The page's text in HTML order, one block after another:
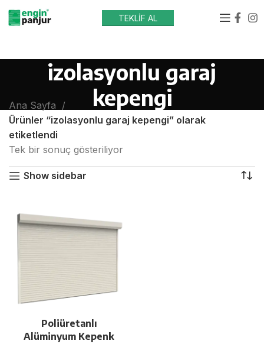
TEKLİF AL
izolasyonlu garaj
kepengi
Ana Sayfa
Ürünler “izolasyonlu garaj kepengi” olarak
etiketlendi
Tek bir sonuç gösteriliyor
Show sidebar
Poliüretanlı
Alüminyum Kepenk